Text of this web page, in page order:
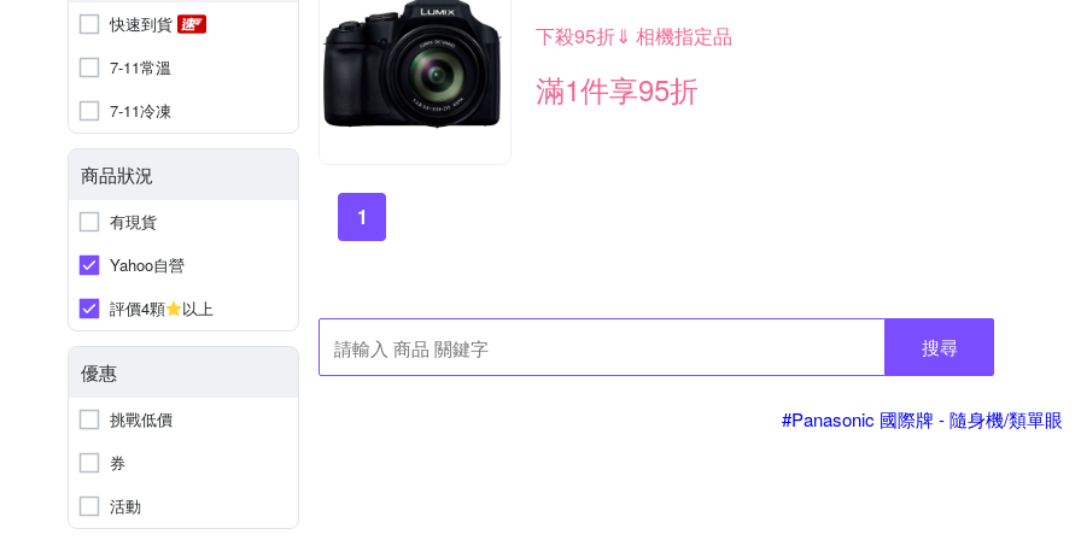
快速到貨
7-11常溫
7-11冷凍
商品狀況
有現貨
Yahoo自營
評價4顆
以上
優惠
挑戰低價
券
活動
下殺95折⇓ 相機指定品
滿1件享95折
1
搜尋
#Panasonic 國際牌 - 隨身機/類單眼